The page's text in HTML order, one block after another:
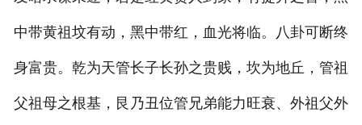
弟子感言
中带黄祖坟有动，黑中带红，血光将临。八卦可断终
身富贵。乾为天管长子长孙之贵贱，坎为地丘，管祖
父祖母之根基，艮乃丑位管兄弟能力旺衰、外祖父外